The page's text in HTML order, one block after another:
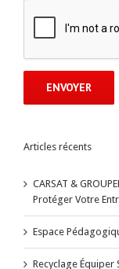
Articles récents
CARSAT &
Protéger Votre
Espace
Recyclage